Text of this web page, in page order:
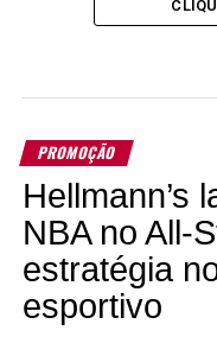
PROMOÇÃO
Hellmann’s
NBA no All-
estratégia
esportivo